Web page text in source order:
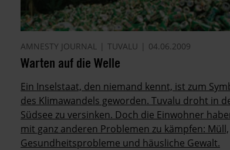
AMNESTY JOURNAL TUVALU 04.06.2009
Warten auf die Welle
Ein Inselstaat, den niemand kennt, ist zum
des Klimawandels geworden. Tuvalu droht in
Südsee zu versinken. Doch die Einwohner
mit ganz anderen Problemen zu kämpfen: Müll,
Gesundheitsprobleme und häusliche Gewalt.